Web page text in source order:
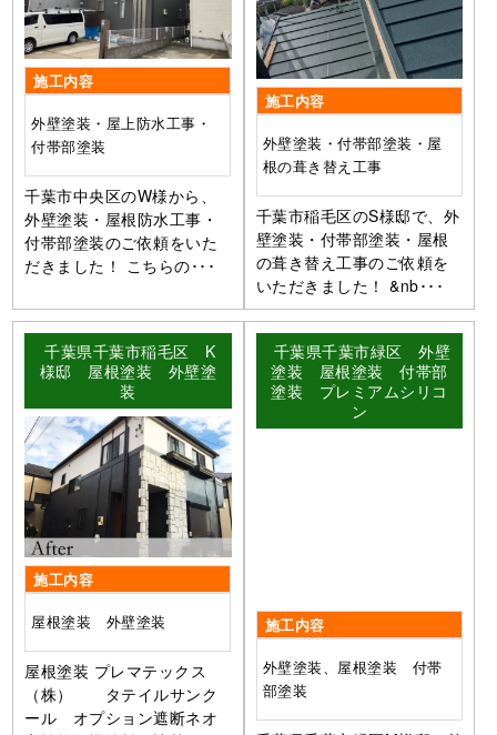
施工内容
外壁塗装・屋上防水工事・
付帯部塗装
千葉市中央区のW様から、
外壁塗装・屋根防水工事・
付帯部塗装のご依頼をいた
だきました！ こちらの･･･
施工内容
外壁塗装・付帯部塗装・屋
根の葺き替え工事
千葉市稲毛区のS様邸で、外
壁塗装・付帯部塗装・屋根
の葺き替え工事のご依頼を
いただきました！ &nb･･･
千葉県千葉市稲毛区 K
様邸 屋根塗装 外壁塗
装
施工内容
屋根塗装 外壁塗装
屋根塗装 プレマテックス
（株） タテイルサンク
ール オプション遮断ネオ
千葉県千葉市緑区 外壁
塗装 屋根塗装 付帯部
塗装 プレミアムシリコ
ン
施工内容
外壁塗装、屋根塗装 付帯
部塗装